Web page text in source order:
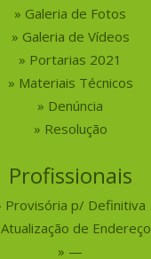
Galeria de Fotos
Galeria de Vídeos
Portarias 2021
Materiais Técnicos
Denúncia
Resolução
Profissionais
Provisória p/ Definitiva
Atualização de Endereço
—